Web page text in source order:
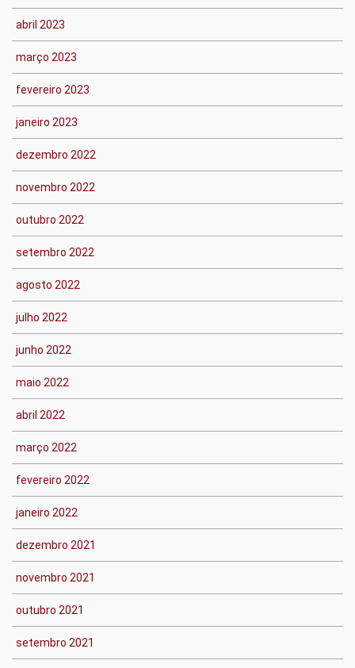
abril 2023
março 2023
fevereiro 2023
janeiro 2023
dezembro 2022
novembro 2022
outubro 2022
setembro 2022
agosto 2022
julho 2022
junho 2022
maio 2022
abril 2022
março 2022
fevereiro 2022
janeiro 2022
dezembro 2021
novembro 2021
outubro 2021
setembro 2021